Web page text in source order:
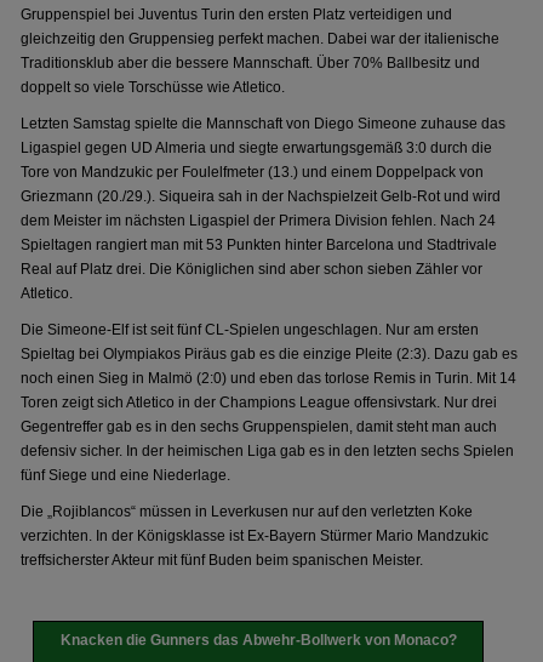
Gruppenspiel bei Juventus Turin den ersten Platz verteidigen und
gleichzeitig den Gruppensieg perfekt machen. Dabei war der italienische
Traditionsklub aber die bessere Mannschaft. Über 70% Ballbesitz und
doppelt so viele Torschüsse wie Atletico.
Letzten Samstag spielte die Mannschaft von Diego Simeone zuhause das
Ligaspiel gegen UD Almeria und siegte erwartungsgemäß 3:0 durch die
Tore von Mandzukic per Foulelfmeter (13.) und einem Doppelpack von
Griezmann (20./29.). Siqueira sah in der Nachspielzeit Gelb-Rot und wird
dem Meister im nächsten Ligaspiel der Primera Division fehlen. Nach 24
Spieltagen rangiert man mit 53 Punkten hinter Barcelona und Stadtrivale
Real auf Platz drei. Die Königlichen sind aber schon sieben Zähler vor
Atletico.
Die Simeone-Elf ist seit fünf CL-Spielen ungeschlagen. Nur am ersten
Spieltag bei Olympiakos Piräus gab es die einzige Pleite (2:3). Dazu gab es
noch einen Sieg in Malmö (2:0) und eben das torlose Remis in Turin. Mit 14
Toren zeigt sich Atletico in der Champions League offensivstark. Nur drei
Gegentreffer gab es in den sechs Gruppenspielen, damit steht man auch
defensiv sicher. In der heimischen Liga gab es in den letzten sechs Spielen
fünf Siege und eine Niederlage.
Die „Rojiblancos“ müssen in Leverkusen nur auf den verletzten Koke
verzichten. In der Königsklasse ist Ex-Bayern Stürmer Mario Mandzukic
treffsicherster Akteur mit fünf Buden beim spanischen Meister.
Knacken die Gunners das Abwehr-Bollwerk von Monaco?